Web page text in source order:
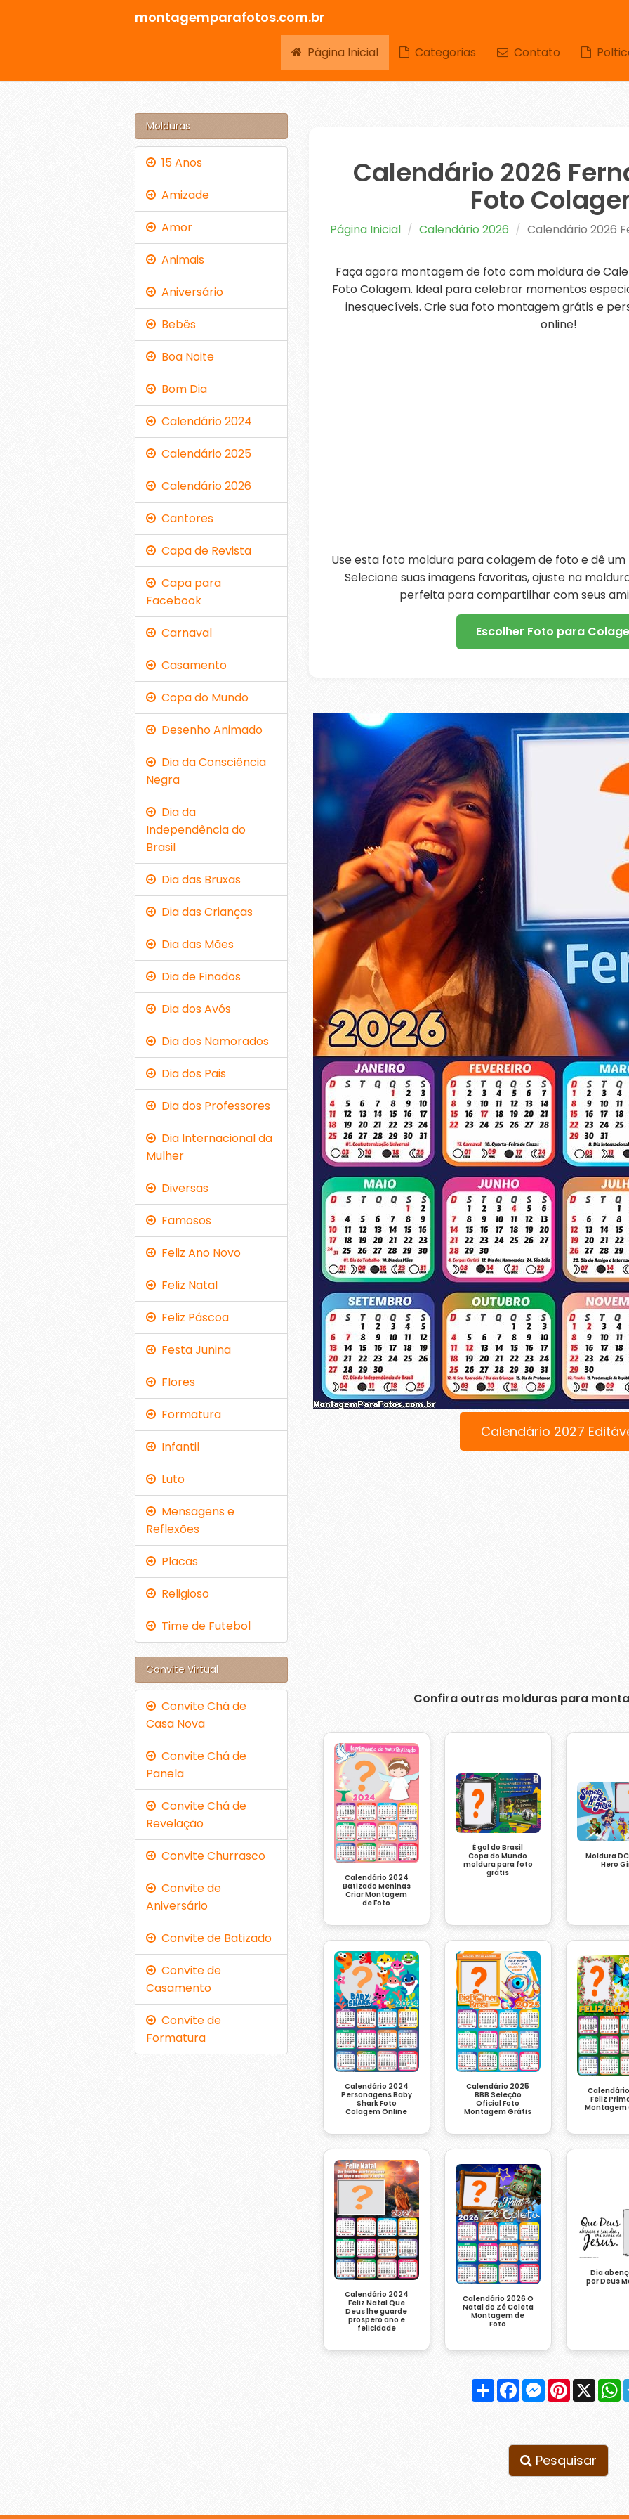
montagemparafotos.com.br
Página Inicial Categorias Contato
Calendário 2026
Foto
Página Inicial Calendário 2026 Calendário 2026
Faça agora montagem de foto com moldura de
Foto Colagem. Ideal para celebrar momentos
inesquecíveis. Crie sua foto montagem grátis e
online!
Use esta foto moldura para colagem de foto e dê um
Selecione suas imagens favoritas, ajuste na
perfeita para compartilhar com seus
Escolher Foto para
Calendário 2027
Confira outras molduras para
Calendário 2024
Batizado Meninas
Criar Montagem
de Foto
É gol do Brasil
Copa do Mundo
moldura para foto
grátis
Moldura
Hero
Calendário 2024
Personagens Baby
Shark Foto
Colagem Online
Calendário 2025
BBB Seleção
Oficial Foto
Montagem Grátis
Feliz
Montagem
Calendário 2024
Feliz Natal Que
Deus lhe guarde
prospero ano e
felicidade
Calendário 2026 O
Natal do Zé Coleta
Montagem de
Foto
Dia
por Deus
Compartilhar
FacebookMessenger
Pinterest
X
Pesquisar
Molduras
15 Anos
Amizade
Amor
Animais
Aniversário
Bebês
Boa Noite
Bom Dia
Calendário 2024
Calendário 2025
Calendário 2026
Cantores
Capa de Revista
Capa para
Facebook
Carnaval
Casamento
Copa do Mundo
Desenho Animado
Dia da Consciência
Negra
Dia da
Independência do
Brasil
Dia das Bruxas
Dia das Crianças
Dia das Mães
Dia de Finados
Dia dos Avós
Dia dos Namorados
Dia dos Pais
Dia dos Professores
Dia Internacional da
Mulher
Diversas
Famosos
Feliz Ano Novo
Feliz Natal
Feliz Páscoa
Festa Junina
Flores
Formatura
Infantil
Luto
Mensagens e
Reflexões
Placas
Religioso
Time de Futebol
Convite Virtual
Convite Chá de
Casa Nova
Convite Chá de
Panela
Convite Chá de
Revelação
Convite Churrasco
Convite de
Aniversário
Convite de Batizado
Convite de
Casamento
Convite de
Formatura